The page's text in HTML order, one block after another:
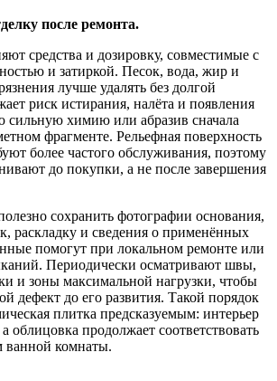
после ремонта.
средства и дозировку, совместимые с
и затиркой. Песок, вода, жир и
лучше удалять без долгой
риск истирания, налёта и появления
сильную химию или абразив сначала
фрагменте. Рельефная поверхность
более частого обслуживания, поэтому
до покупки, а не после завершения
сохранить фотографии основания,
раскладку и сведения о применённых
помогут при локальном ремонте или
Периодически осматривают швы,
и зоны максимальной нагрузки, чтобы
дефект до его развития. Такой порядок
плитка предсказуемым: интерьер
облицовка продолжает соответствовать
ванной комнаты.